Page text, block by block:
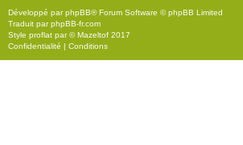
Développé parphpBB® Forum Software © phpBB Limited
Traduit parphpBB-fr.com
Style proflat par ©Mazeltof 2017
Confidentialité | Conditions